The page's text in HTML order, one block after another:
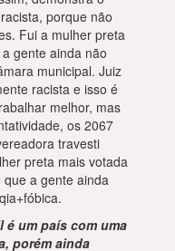
porque não
Fui a mulher preta
gente ainda não
municipal. Juiz
racista e isso é
melhor, mas
os 2067
travesti
preta mais votada
que a gente ainda
um país com uma
porém ainda